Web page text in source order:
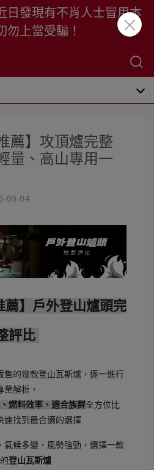
日發現有不肖人士冒用本
上當受騙！
薦】攻頂爐完整
量、高山專用一
09-04
薦】戶外登山爐頭完
評比
的幾款登山瓦斯爐，逐一進行
業解析，
燃料效率、適合族群全方位比
速找到最合適的選擇
候多變、風勢強勁，選擇一款
登山瓦斯爐